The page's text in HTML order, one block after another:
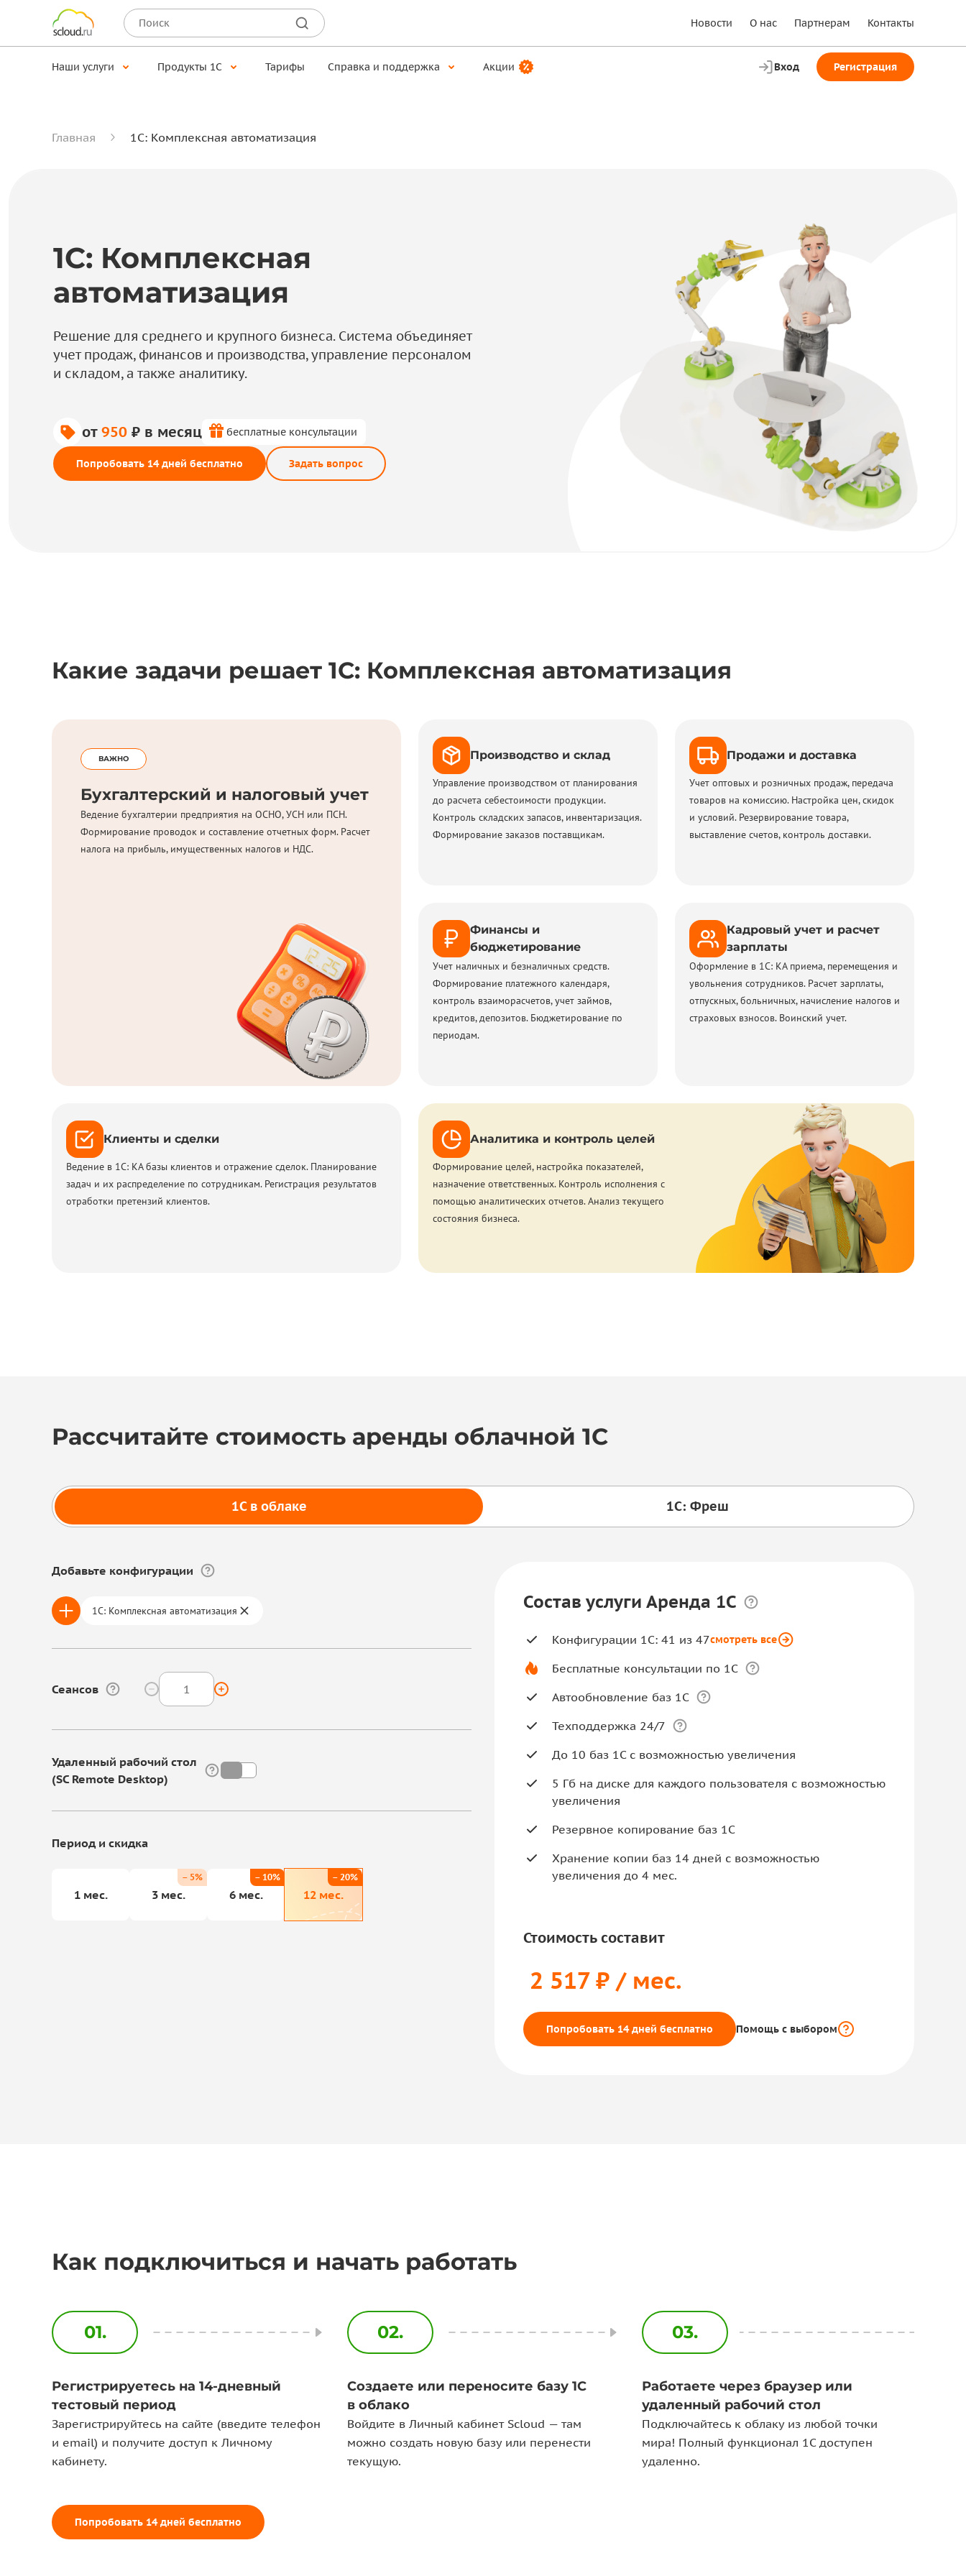
Новости О нас Партнерам Контакты
Наши услуги Продукты 1С Тарифы Справка и поддержка Акции Вход Регистрация
Главная 1С: Комплексная автоматизация
1С: Комплексная
автоматизация
Решение для среднего и крупного бизнеса. Система объединяет
учет продаж, финансов и производства, управление персоналом
и складом, а также аналитику.
от950 ₽ в месяц бесплатные консультации
Попробовать 14 дней бесплатно Задать вопрос
Какие задачи решает 1С: Комплексная автоматизация
ВАЖНО
Бухгалтерский и налоговый учет
Ведение бухгалтерии предприятия на ОСНО, УСН или ПСН.
Формирование проводок и составление отчетных форм. Расчет
налога на прибыль, имущественных налогов и НДС.
Производство и склад
Управление производством от планирования
до расчета себестоимости продукции.
Контроль складских запасов, инвентаризация.
Формирование заказов поставщикам.
Продажи и доставка
Учет оптовых и розничных продаж, передача
товаров на комиссию. Настройка цен, скидок
и условий. Резервирование товара,
выставление счетов, контроль доставки.
Финансы и
бюджетирование
Учет наличных и безналичных средств.
Формирование платежного календаря,
контроль взаиморасчетов, учет займов,
кредитов, депозитов. Бюджетирование по
периодам.
Кадровый учет и расчет
зарплаты
Оформление в 1С: КА приема, перемещения и
увольнения сотрудников. Расчет зарплаты,
отпускных, больничных, начисление налогов и
страховых взносов. Воинский учет.
Клиенты и сделки
Ведение в 1С: КА базы клиентов и отражение сделок. Планирование
задач и их распределение по сотрудникам. Регистрация результатов
отработки претензий клиентов.
Аналитика и контроль целей
Формирование целей, настройка показателей,
назначение ответственных. Контроль исполнения с
помощью аналитических отчетов. Анализ текущего
состояния бизнеса.
Рассчитайте стоимость аренды облачной 1С
1С в облаке 1С: Фреш
Добавьте конфигурации
1С: Комплексная автоматизация
Сеансов
Удаленный рабочий стол
(SC Remote Desktop)
Период и скидка
1 мес.
– 5%
3 мес.
– 10%
6 мес.
– 20%
12 мес.
Состав услуги Аренда 1С
Конфигурации 1С: 41 из 47смотреть все
Бесплатные консультации по 1С
Автообновление баз 1С
Техподдержка 24/7
До 10 баз 1С с возможностью увеличения
5 Гб на диске для каждого пользователя с возможностью
увеличения
Резервное копирование баз 1С
Хранение копии баз 14 дней с возможностью
увеличения до 4 мес.
Стоимость составит
2 517 ₽ / мес.
Попробовать 14 дней бесплатно Помощь с выбором
Как подключиться и начать работать
01.
Регистрируетесь на 14-дневный
тестовый период
Зарегистрируйтесь на сайте (введите телефон
и email) и получите доступ к Личному
кабинету.
02.
Создаете или переносите базу 1С
в облако
Войдите в Личный кабинет Scloud — там
можно создать новую базу или перенести
текущую.
03.
Работаете через браузер или
удаленный рабочий стол
Подключайтесь к облаку из любой точки
мира! Полный функционал 1С доступен
удаленно.
Попробовать 14 дней бесплатно